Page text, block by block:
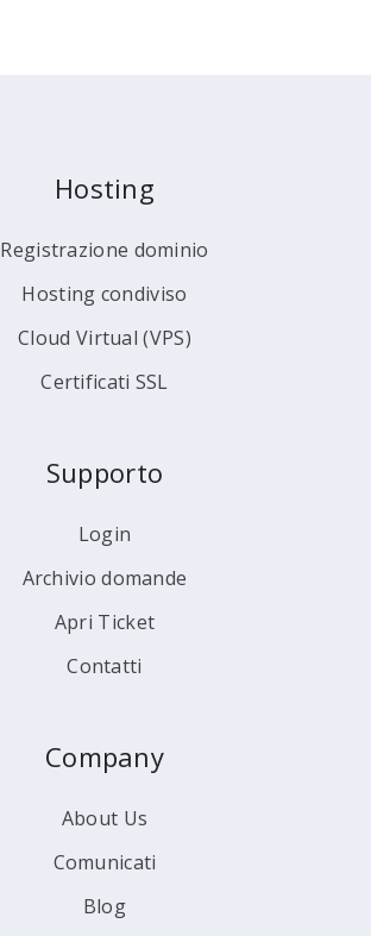
Hosting
Registrazione dominio
Hosting condiviso
Cloud Virtual (VPS)
Certificati SSL
Supporto
Login
Archivio domande
Apri Ticket
Contatti
Company
About Us
Comunicati
Blog